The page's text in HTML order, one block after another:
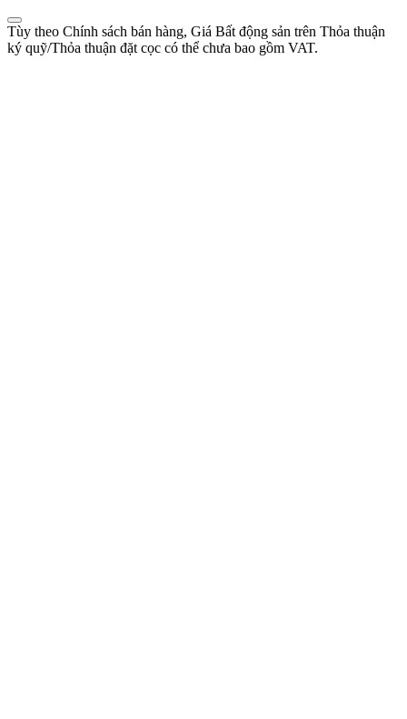
Tùy theo Chính sách bán hàng, Giá Bất động sản trên Thỏa thuận
ký quỹ/Thỏa thuận đặt cọc có thể chưa bao gồm VAT.